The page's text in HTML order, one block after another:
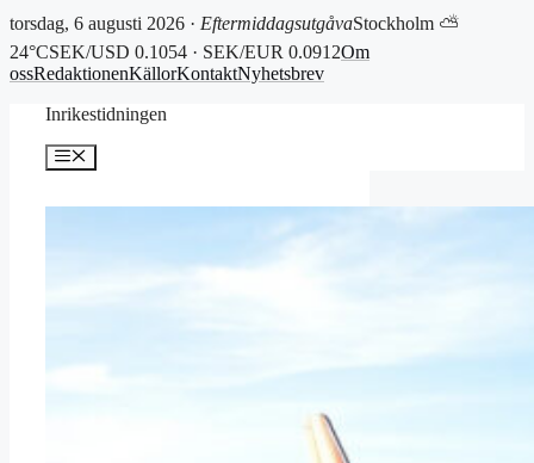
torsdag, 6 augusti 2026 · EftermiddagsutgåvaStockholm ⛅
24°CSEK/USD 0.1054 · SEK/EUR 0.0912Om
ossRedaktionenKällorKontaktNyhetsbrev
Inrikestidningen
Meny